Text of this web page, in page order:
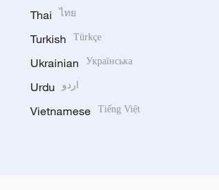
Thai ไทย
Turkish Türkçe
Ukrainian Українська
Urdu اردو
Vietnamese Tiếng Việt